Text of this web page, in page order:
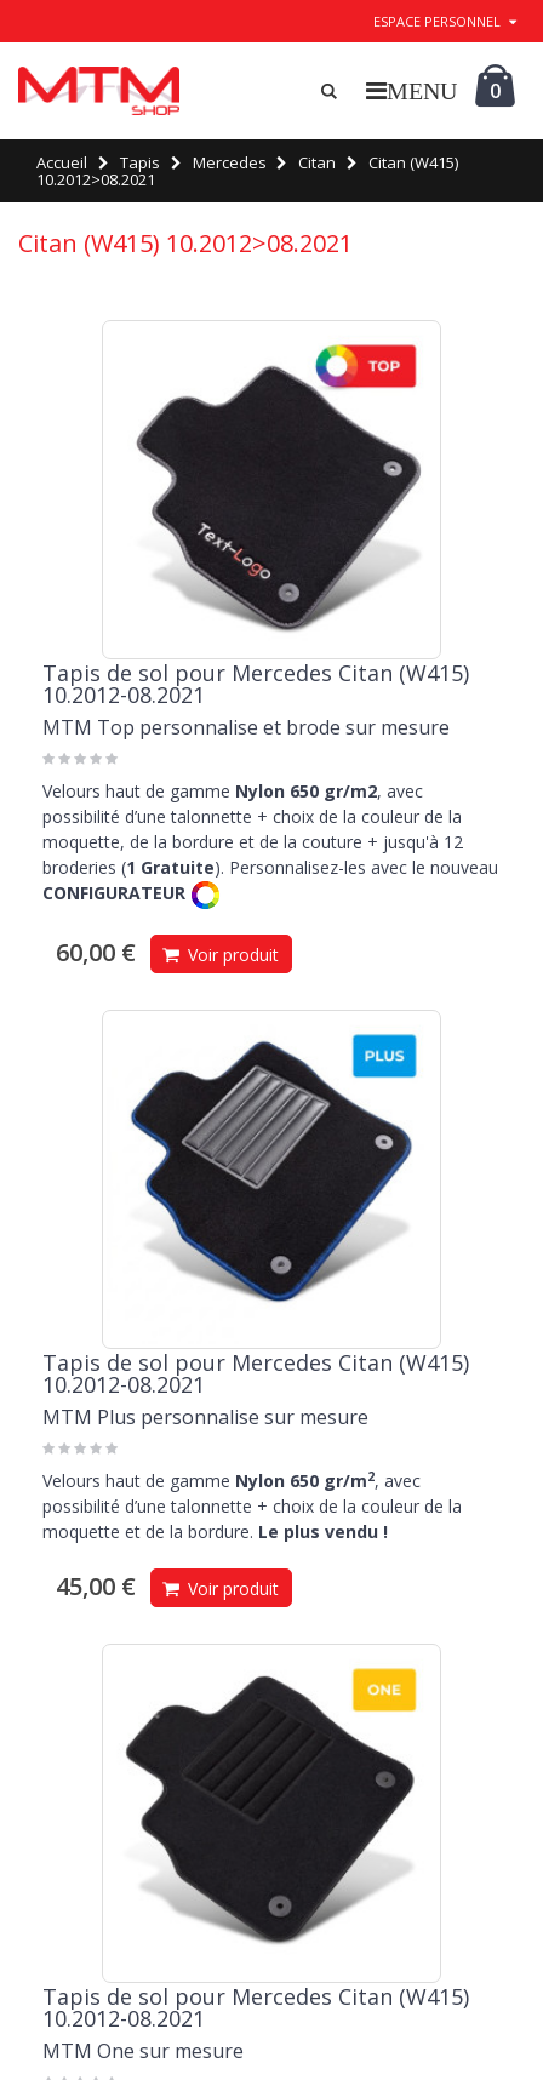
ESPACE PERSONNEL
0
Accueil Tapis Mercedes Citan Citan (W415)
10.2012>08.2021
Citan (W415) 10.2012>08.2021
Tapis de sol pour Mercedes Citan (W415)
10.2012-08.2021
MTM Top personnalise et brode sur mesure
Velours haut de gamme Nylon 650 gr/m2, avec
possibilité d’une talonnette + choix de la couleur de la
moquette, de la bordure et de la couture + jusqu'à 12
broderies (1 Gratuite). Personnalisez-les avec le nouveau
CONFIGURATEUR
60,00 € Voir produit
Tapis de sol pour Mercedes Citan (W415)
10.2012-08.2021
MTM Plus personnalise sur mesure
Velours haut de gamme Nylon 650 gr/m2, avec
possibilité d’une talonnette + choix de la couleur de la
moquette et de la bordure. Le plus vendu !
45,00 € Voir produit
Tapis de sol pour Mercedes Citan (W415)
10.2012-08.2021
MTM One sur mesure